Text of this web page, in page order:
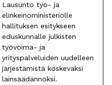
Lausunto työ- ja
elinkeinoministeriölle
hallituksen esitykseen
eduskunnalle julkisten
työvoima- ja
yrityspalveluiden uudelleen
järjestämistä koskevaksi
lainsäädännöksi.